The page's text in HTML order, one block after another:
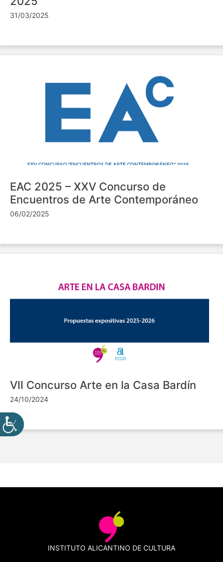
31/03/2025
EAC 2025 – XXV Concurso de
Encuentros de Arte Contemporáneo
06/02/2025
VII Concurso Arte en la Casa Bardín
24/10/2024
INSTITUTO ALICANTINO DE CULTURA